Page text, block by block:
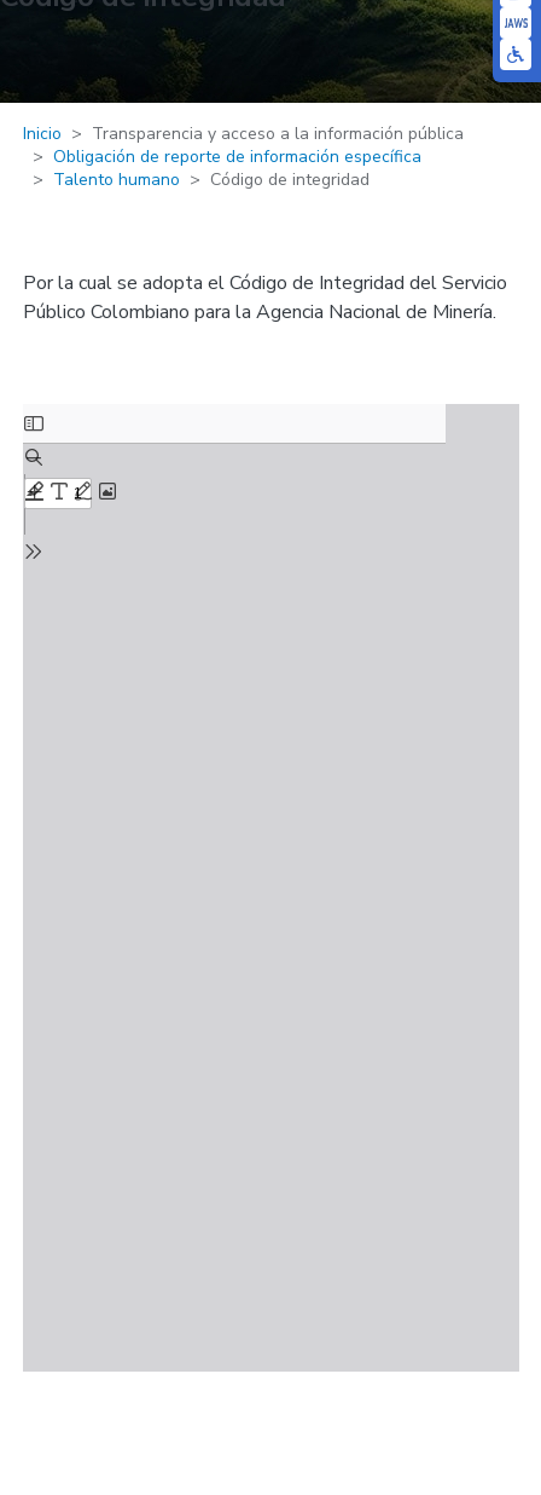
Inicio
Transparencia y acceso a la información pública
Obligación de reporte de información específica
Talento humano
Código de integridad
Por la cual se adopta el Código de Integridad del Servicio
Público Colombiano para la Agencia Nacional de Minería.